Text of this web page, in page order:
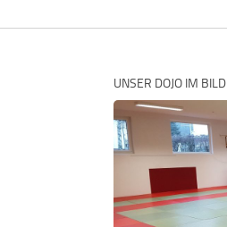
UNSER DOJO IM BILD